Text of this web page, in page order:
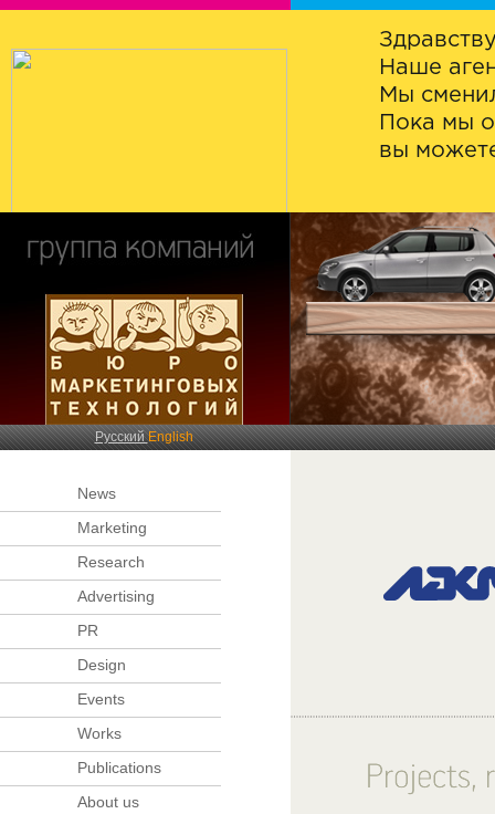
Наше
Мы
Пока мы
вы
РусскийEnglish
News
Marketing
Research
Advertising
PR
Design
Events
Works
Publications
About us